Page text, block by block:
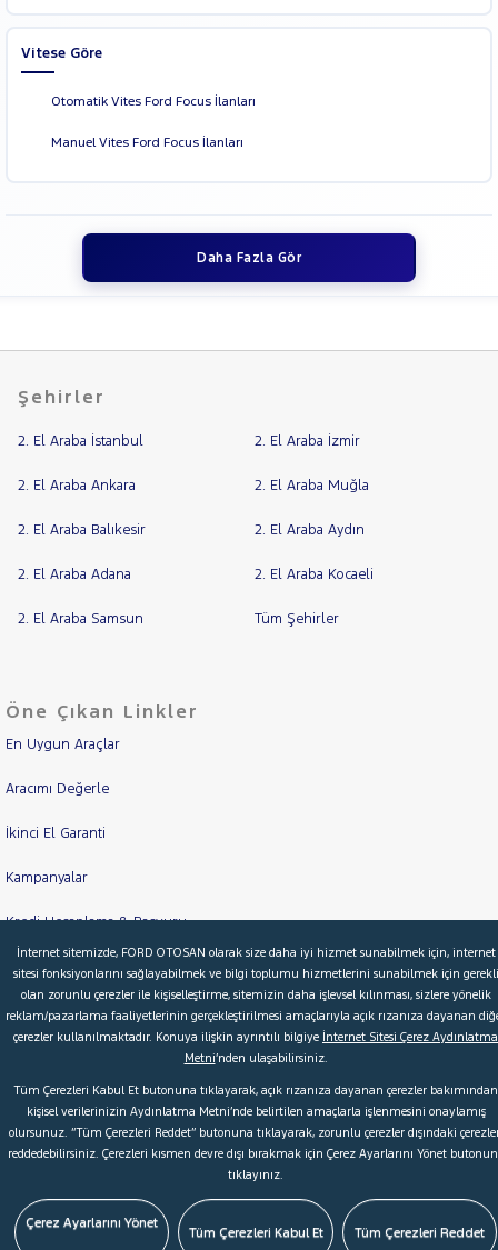
BENZ
MOTORSIKLET
RENAULT
SKODA
TESLA
TOGG
VOLKSWAGEN
VOLVO
Vitese Göre
Otomatik Vites Ford Focus İlanları
Manuel Vites Ford Focus İlanları
Daha Fazla Gör
Şehirler
2. El Araba İstanbul 2. El Araba İzmir
2. El Araba Ankara 2. El Araba Muğla
2. El Araba Balıkesir 2. El Araba Aydın
2. El Araba Adana 2. El Araba Kocaeli
2. El Araba Samsun Tüm Şehirler
Öne Çıkan Linkler
En Uygun Araçlar
Aracımı Değerle
İkinci El Garanti
Kampanyalar
Kredi Hesaplama & Başvuru
© 2026 Ford Türkiye Ford Kurumsal Hakkımızda
Şartlar & Kişisel Verilerin Korunması S.S.S. Faydalı Bağlantılar
İnternet sitemizde, FORD OTOSAN olarak size daha iyi hizmet sunabilmek için, internet
sitesi fonksiyonlarını sağlayabilmek ve bilgi toplumu hizmetlerini sunabilmek için gerekli
olan zorunlu çerezler ile kişiselleştirme, sitemizin daha işlevsel kılınması, sizlere yönelik
reklam/pazarlama faaliyetlerinin gerçekleştirilmesi amaçlarıyla açık rızanıza dayanan
çerezler kullanılmaktadır. Konuya ilişkin ayrıntılı bilgiye İnternet Sitesi Çerez Aydınlatma
Metni’nden ulaşabilirsiniz.
Tüm Çerezleri Kabul Et butonuna tıklayarak, açık rızanıza dayanan çerezler bakımından
kişisel verilerinizin Aydınlatma Metni’nde belirtilen amaçlarla işlenmesini onaylamış
olursunuz. “Tüm Çerezleri Reddet” butonuna tıklayarak, zorunlu çerezler dışındaki
reddedebilirsiniz. Çerezleri kısmen devre dışı bırakmak için Çerez Ayarlarını Yönet
tıklayınız.
Çerez Ayarlarını Yönet
Tüm Çerezleri Kabul Et Tüm Çerezleri Reddet